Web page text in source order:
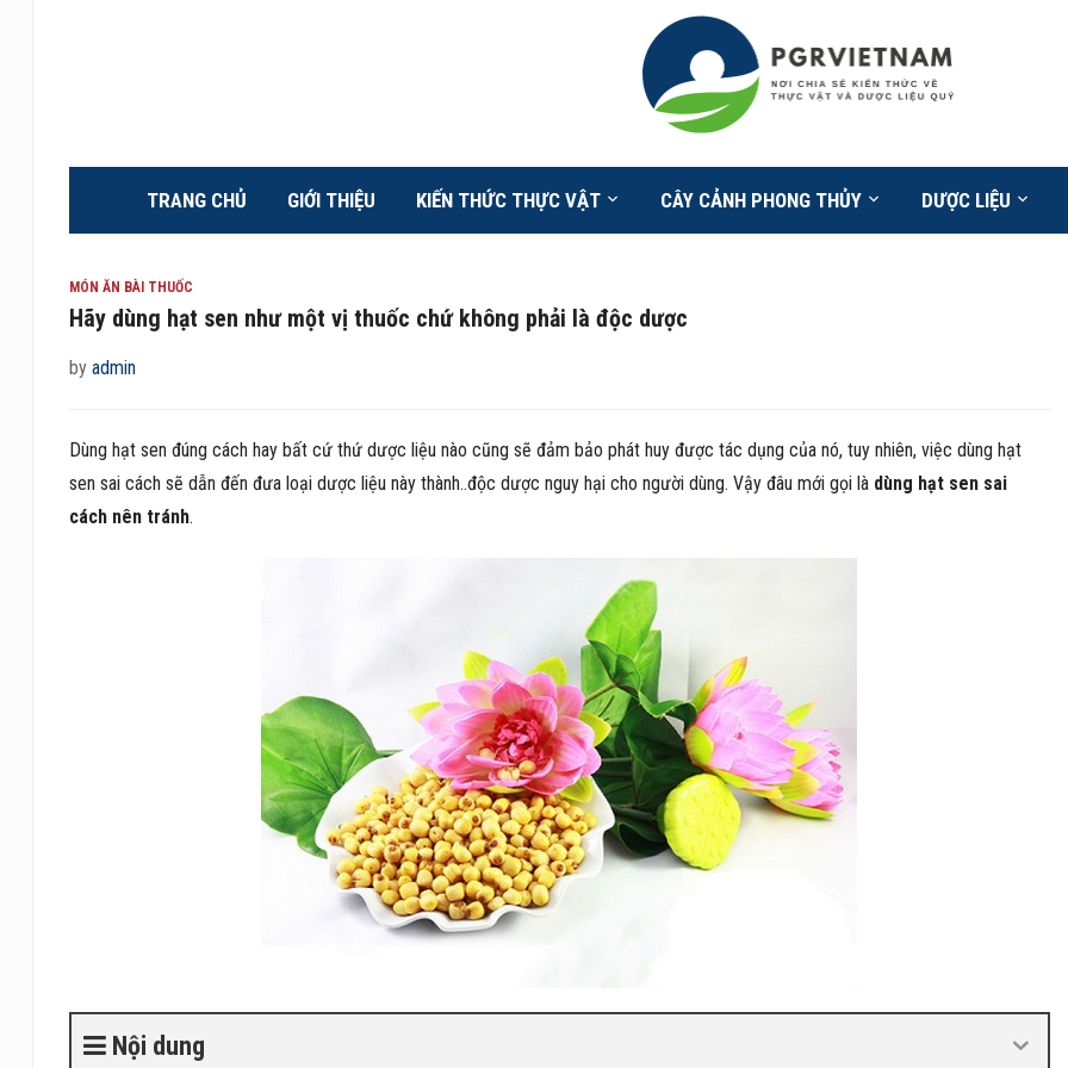
TRANG CHỦ GIỚI THIỆU KIẾN THỨC THỰC VẬT CÂY CẢNH PHONG THỦY DƯỢC LIỆU
MÓN ĂN BÀI THUỐC
Hãy dùng hạt sen như một vị thuốc chứ không phải là độc dược
by admin
Dùng hạt sen đúng cách hay bất cứ thứ dược liệu nào cũng sẽ đảm bảo phát huy được tác dụng của nó, tuy nhiên, việc dùng hạt
sen sai cách sẽ dẫn đến đưa loại dược liệu này thành..độc dược nguy hại cho người dùng. Vậy đâu mới gọi là dùng hạt sen sai
cách nên tránh.
Nội dung